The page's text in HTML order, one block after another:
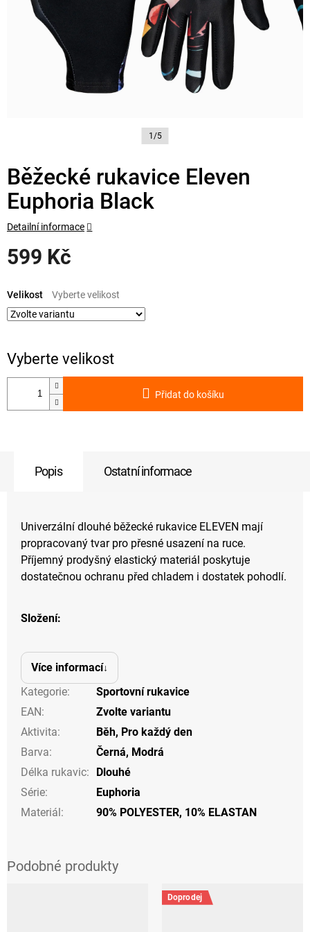
1/5
Běžecké rukavice Eleven
Euphoria Black
599 Kč
cena:
Velikost
Přidat do košíku
Detailní informace
Popis Ostatní informace
Univerzální dlouhé běžecké rukavice ELEVEN mají
propracovaný tvar pro přesné usazení na ruce.
Příjemný prodyšný elastický materiál poskytuje
dostatečnou ochranu před chladem i dostatek pohodlí.
Složení:
Více informací
Kategorie:
Sportovní rukavice
EAN:
Zvolte variantu
Aktivita: Běh, Pro každý den
Barva: Černá, Modrá
Délka rukavic:
Dlouhé
Série:
Euphoria
Materiál: 90% POLYESTER, 10% ELASTAN
Doprodej